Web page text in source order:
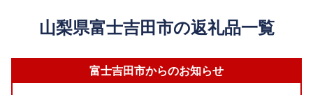
山梨県富士吉田市の返礼品一覧
富士吉田市からのお知らせ